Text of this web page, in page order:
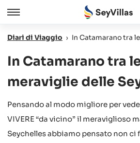
Chiudere
Diari di Viaggio ›
In Catamarano tra
meraviglie delle
Pensando al modo migliore per
VIVERE “da vicino” il meraviglioso
Seychelles abbiamo pensato non ci